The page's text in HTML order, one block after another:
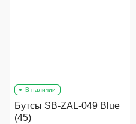
В наличии
Бутсы SB-ZAL-049 Blue
(45)